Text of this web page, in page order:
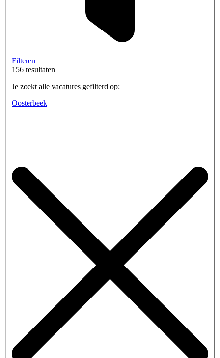
Filteren
156 resultaten
Je zoekt alle vacatures gefilterd op:
Oosterbeek